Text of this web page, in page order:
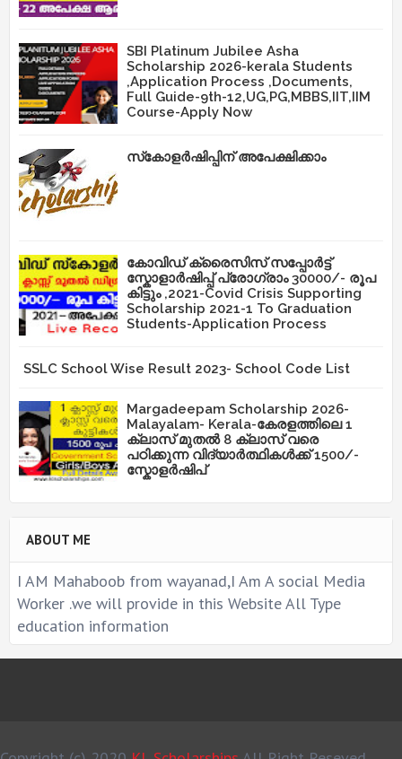
SBI Platinum Jubilee Asha
Scholarship 2026-kerala Students
,Application Process ,Documents,
Full Guide-9th-12,UG,PG,MBBS,IIT,IIM
Course-Apply Now
സ്‌കോളർഷിപ്പിന് അപേക്ഷിക്കാം
കോവിഡ് ക്രൈസിസ് സപ്പോർട്ട്
സ്കോളാർഷിപ്പ് പ്രോഗ്രാം 30000/- രൂപ
കിട്ടും ,2021-Covid Crisis Supporting
Scholarship 2021-1 To Graduation
Students-Application Process
SSLC School Wise Result 2023- School Code List
Margadeepam Scholarship 2026-
Malayalam- Kerala-കേരളത്തിലെ 1
ക്ലാസ് മുതൽ 8 ക്ലാസ് വരെ
പഠിക്കുന്ന വിദ്യാർത്ഥികൾക്ക് 1500/-
സ്കോളർഷിപ്
ABOUT ME
I AM Mahaboob from wayanad,I Am A social Media
Worker .we will provide in this Website All Type
education information